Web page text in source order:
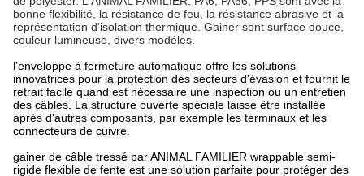
bonne flexibilité, la résistance de feu, la résistance abrasive et la
représentation d'isolation thermique. Gainer sont surface douce,
couleur lumineuse, divers modèles.
l'enveloppe à fermeture automatique offre les solutions
innovatrices pour la protection des secteurs d'évasion et fournit le
retrait facile quand est nécessaire une inspection ou un entretien
des câbles. La structure ouverte spéciale laisse être installée
après d'autres composants, par exemple les terminaux et les
connecteurs de cuivre.
gainer de câble tressé par ANIMAL FAMILIER wrappable semi-
rigide flexible de fente est une solution parfaite pour protéger des